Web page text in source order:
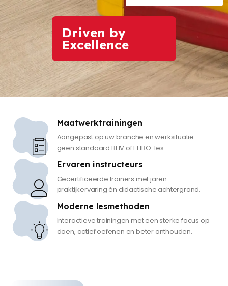
Driven by
Excellence
Maatwerktrainingen
Aangepast op uw branche en werksituatie –
geen standaard BHV of EHBO-les.
Ervaren instructeurs
Gecertificeerde trainers met jaren
praktijkervaring én didactische achtergrond.
Moderne lesmethoden
Interactieve trainingen met een sterke focus op
doen, actief oefenen en beter onthouden.